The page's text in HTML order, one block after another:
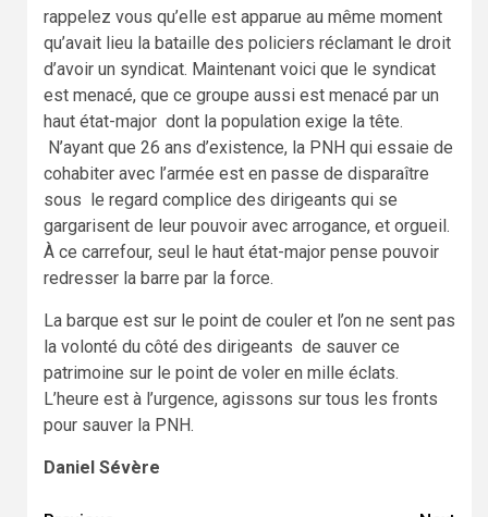
rappelez vous qu’elle est apparue au même moment
qu’avait lieu la bataille des policiers réclamant le droit
d’avoir un syndicat. Maintenant voici que le syndicat
est menacé, que ce groupe aussi est menacé par un
haut état-major dont la population exige la tête.
N’ayant que 26 ans d’existence, la PNH qui essaie de
cohabiter avec l’armée est en passe de disparaître
sous le regard complice des dirigeants qui se
gargarisent de leur pouvoir avec arrogance, et orgueil.
À ce carrefour, seul le haut état-major pense pouvoir
redresser la barre par la force.
La barque est sur le point de couler et l’on ne sent pas
la volonté du côté des dirigeants de sauver ce
patrimoine sur le point de voler en mille éclats.
L’heure est à l’urgence, agissons sur tous les fronts
pour sauver la PNH.
Daniel Sévère